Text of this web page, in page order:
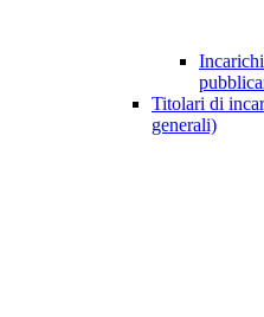
Titolari di
generali)